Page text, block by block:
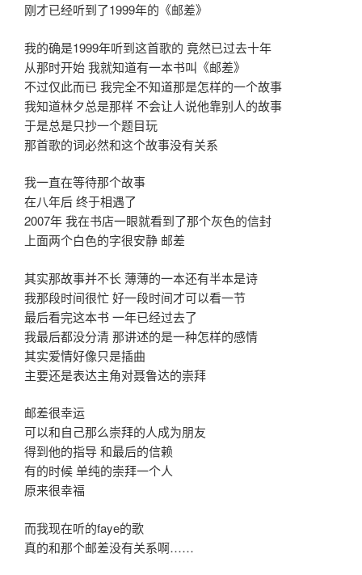
刚才已经听到了1999年的《邮差》
我的确是1999年听到这首歌的 竟然已过去十年
从那时开始 我就知道有一本书叫《邮差》
不过仅此而已 我完全不知道那是怎样的一个故事
我知道林夕总是那样 不会让人说他靠别人的故事
于是总是只抄一个题目玩
那首歌的词必然和这个故事没有关系
我一直在等待那个故事
在八年后 终于相遇了
2007年 我在书店一眼就看到了那个灰色的信封
上面两个白色的字很安静 邮差
其实那故事并不长 薄薄的一本还有半本是诗
我那段时间很忙 好一段时间才可以看一节
最后看完这本书 一年已经过去了
我最后都没分清 那讲述的是一种怎样的感情
其实爱情好像只是插曲
主要还是表达主角对聂鲁达的崇拜
邮差很幸运
可以和自己那么崇拜的人成为朋友
得到他的指导 和最后的信赖
有的时候 单纯的崇拜一个人
原来很幸福
而我现在听的faye的歌
真的和那个邮差没有关系啊……